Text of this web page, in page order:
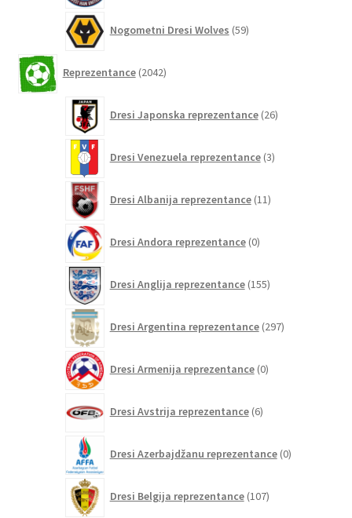
Nogometni Dresi Wolves 59izdelkov
Reprezentance 2042izdelkov
Dresi Japonska reprezentance 26izdelkov
Dresi Venezuela reprezentance 3izdelki
Dresi Albanija reprezentance 11izdelkov
Dresi Andora reprezentance 0izdelkov
Dresi Anglija reprezentance 155izdelkov
Dresi Argentina reprezentance 297izdelkov
Dresi Armenija reprezentance 0izdelkov
Dresi Avstrija reprezentance 6izdelkov
Dresi Azerbajdžanu reprezentance 0izdelkov
Dresi Belgija reprezentance 107izdelkov